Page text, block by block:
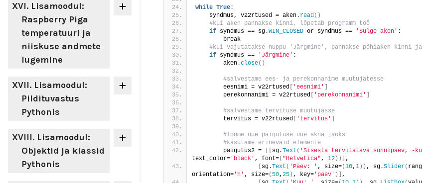
XVI. Lisamoodul:
Raspberry Piga
temperatuuri ja
niiskuse andmete
lugemine
XVII. Lisamoodul:
Pildituvastus
Pythonis
XVIII. Lisamoodul:
Objektid ja klassid
Pythonis
while True:
    syndmus, v22rtused = aken.
read()
#kui aken pannakse kinni, lõpetab programm töö
if syndmus == sg.WIN_CLOSED or syndmus == 'Sulge aken' :
        break
#kui vajutatakse nuppu 'Järgmine', pannakse põhiaken kinni ja
if syndmus == 'Järgmine' :
        aken.
close()
#salvestame ees- ja perekonnanime muutujatesse
        eesnimi = v22rtused
'eesnimi'
        perekonnanimi = v22rtused
'perekonnanimi'
#salvestame tervituse muutujasse
        tervitus = v22rtused
'tervitus'
#loome uue paigutuse uue akna jaoks
#kasutame erinevaid elemente
        paigutus2 =
sg.Text ( 'Sisesta tervitatava sünnipäev, -
text_color= 'black' , font=( "Helvetica", 12 ))] ,
sg.Text ( 'Päev: ' , size=(10, 1 )) , sg.Slider(
orientation= 'h' , size=( 50, 25 ) , key= 'päev' )] ,